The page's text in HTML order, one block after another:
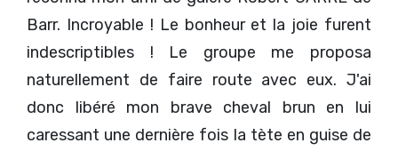
Barr. Incroyable ! Le bonheur et la joie furent
indescriptibles ! Le groupe me proposa
naturellement de faire route avec eux. J'ai
donc libéré mon brave cheval brun en lui
caressant une dernière fois la tète en guise de